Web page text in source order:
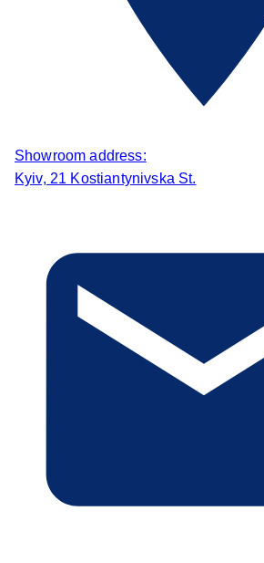
Showroom address:
Kyiv, 21 Kostiantynivska St.